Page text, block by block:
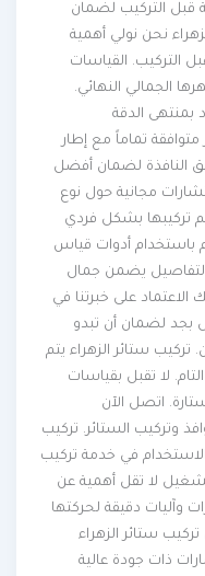
التركيب لضمان
نحن نولي أهمية
القياسات
النهائي.
الدقة
تماماً مع إطار
لضمان أفضل
مجانية حول نوع
بشكل فردي
أدوات قياس
يضمن جمال
على خبرتنا في
لضمان أن تبدو
ستائر الزهراء يتم
لا تقبل بقياسات
اتصل الآن
وتركيب الستائر. تركيب
في خدمة تركيب
لا تقل أهمية عن
دقيقة لحركتها
ستائر الزهراء
ذات جودة عالية